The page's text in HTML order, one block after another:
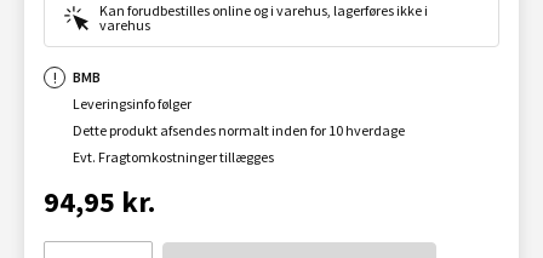
Kan forudbestilles online og i varehus, lagerføres ikke i
varehus
BMB
Leveringsinfo følger
Dette produkt afsendes normalt inden for 10 hverdage
Evt. Fragtomkostninger tillægges
94,95 kr.